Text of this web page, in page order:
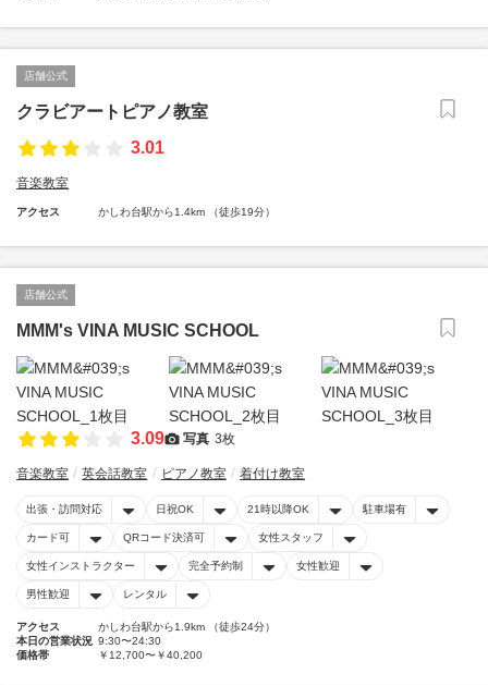
店舗公式
クラビアートピアノ教室
3.01
音楽教室
アクセス かしわ台駅から1.4km （徒歩19分）
店舗公式
MMM's VINA MUSIC SCHOOL
3.09 写真 3枚
音楽教室 英会話教室 ピアノ教室 着付け教室
出張・訪問対応 日祝OK 21時以降OK 駐車場有
カード可 QRコード決済可 女性スタッフ
女性インストラクター 完全予約制 女性歓迎
男性歓迎 レンタル
アクセス
かしわ台駅から1.9km （徒歩24分）
本日の営業状況 9:30〜24:30
価格帯
￥12,700〜￥40,200